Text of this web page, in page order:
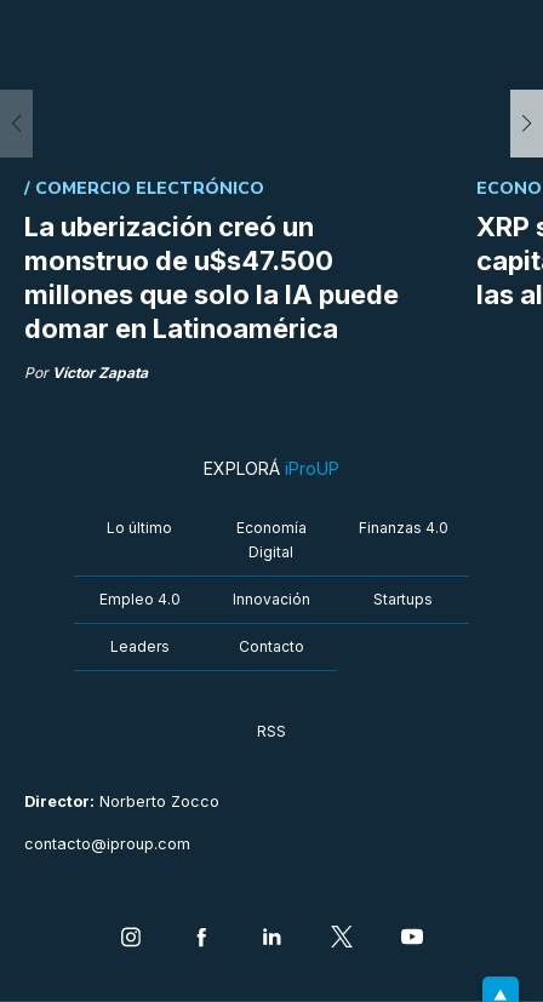
La uberización creó un
monstruo de u$s47.500
millones que solo la IA puede
domar en Latinoamérica
/ COMERCIO ELECTRÓNICO
Por Víctor Zapata
XRP
las
Director: Norberto Zocco
contacto@iproup.com
EXPLORÁ iProUP
Lo último
Economía
Digital
Finanzas 4.0
Empleo 4.0 Innovación Startups
Leaders Contacto
RSS